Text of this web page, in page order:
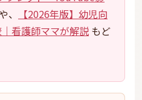
、
【2026年版】幼児向
看護師ママが解説 もど